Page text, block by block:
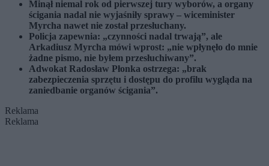
Minął niemal rok od pierwszej tury wyborów, a organy
ścigania nadal nie wyjaśniły sprawy – wiceminister
Myrcha nawet nie został przesłuchany.
Policja zapewnia: „czynności nadal trwają”, ale
Arkadiusz Myrcha mówi wprost: „nie wpłynęło do mnie
żadne pismo, nie byłem przesłuchiwany”.
Adwokat Radosław Płonka ostrzega: „brak
zabezpieczenia sprzętu i dostępu do profilu wygląda na
zaniedbanie organów ścigania”.
Reklama
Reklama